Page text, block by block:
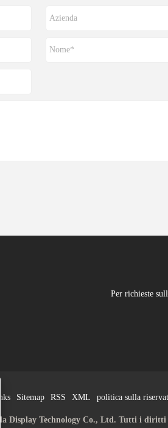
Per richieste
Sitemap RSS XML politica sulla
Display Technology Co., Ltd. Tutti i